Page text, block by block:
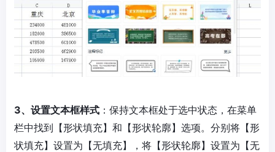
3、设置文本框样式 ：保持文本框处于选中状态，在菜单
栏中找到【形状填充】和【形状轮廓】选项。分别将【形
状填充】设置为【无填充】，将【形状轮廓】设置为【无